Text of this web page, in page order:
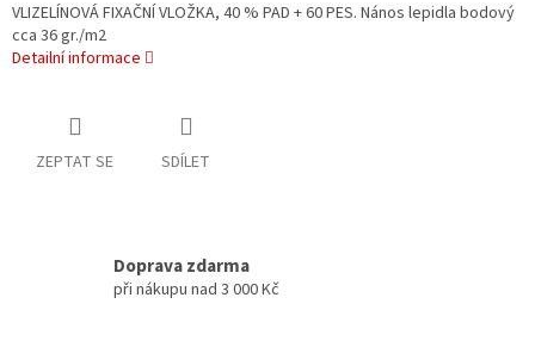
VLIZELÍNOVÁ FIXAČNÍ VLOŽKA, 40 % PAD + 60 PES. Nános lepidla bodový
cca 36 gr./m2
Detailní informace
ZEPTAT SE SDÍLET
Doprava zdarma
při nákupu nad 3 000 Kč